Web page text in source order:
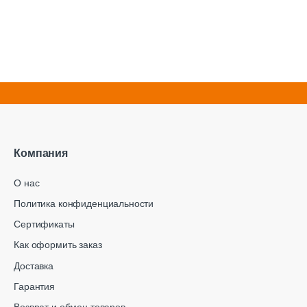
Компания
О нас
Политика конфиденциальности
Сертификаты
Как оформить заказ
Доставка
Гарантия